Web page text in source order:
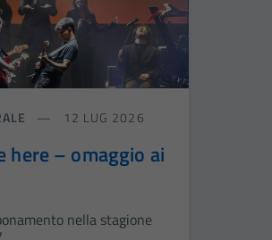
12 LUG 2026
here – omaggio ai
nella stagione